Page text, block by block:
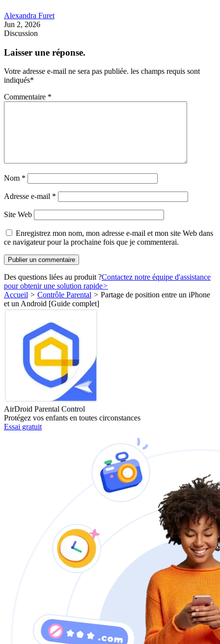
Alexandra Furet
Jun 2, 2026
Discussion
Laisser une réponse.
Votre adresse e-mail ne sera pas publiée. les champs requis sont
indiqués*
Commentaire *
Nom *
Adresse e-mail *
Site Web
Enregistrez mon nom, mon adresse e-mail et mon site Web dans
ce navigateur pour la prochaine fois que je commenterai.
Des questions liées au produit ?Contactez notre équipe d'assistance
pour obtenir une solution rapide>
Accueil > Contrôle Parental > Partage de position entre un iPhone
et un Android [Guide complet]
AirDroid Parental Control
Protégez vos enfants en toutes circonstances
Essai gratuit